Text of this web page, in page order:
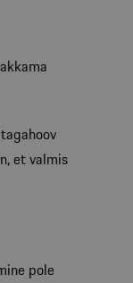
et valmis
pole